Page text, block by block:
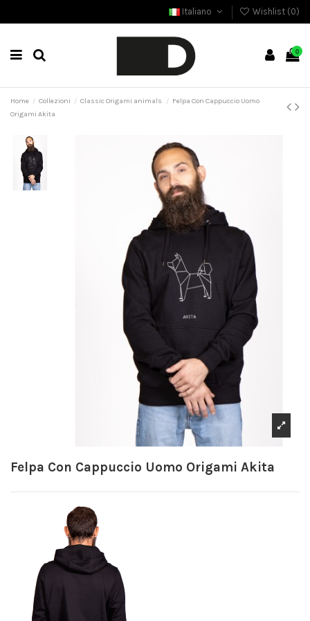
Italiano Wishlist (0)
0
Home Collezioni Classic Origami animals
Felpa Con Cappuccio Uomo
Origami Akita
Felpa Con Cappuccio Uomo Origami Akita